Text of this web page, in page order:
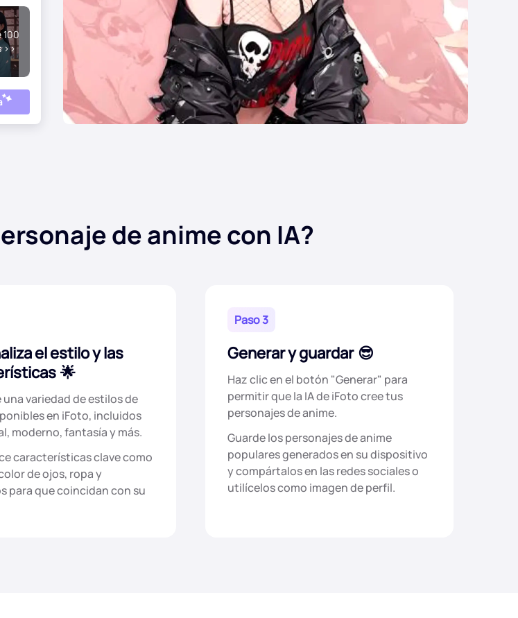
100
>>
de anime con IA?
el estilo y las
una variedad de estilos de
en iFoto, incluidos
moderno, fantasía y más.
características clave como
de ojos, ropa y
para que coincidan con su
Paso 3
Generar y guardar
Haz clic en el botón "Generar" para
permitir que la IA de iFoto cree tus
personajes de anime.
Guarde los personajes de anime
populares generados en su dispositivo
y compártalos en las redes sociales o
utilícelos como imagen de perfil.